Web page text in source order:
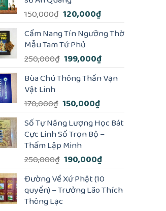
150,000₫ Giá
là:
150,000₫.
120,000₫Giá
tại
120,000₫.
Cẩm Nang Tín Ngưỡng Thờ
Mẫu Tam Tứ Phủ
250,000₫ Giá
là:
199,000₫Giá
tại
Bùa Chú Thông Thần Vạn
Vật Linh
170,000₫ Giá
là:
170,000₫.
150,000₫Giá
tại
là:
Số Tự Năng Lượng Học Bát
Cực Linh Số Trọn Bộ –
Thẩm Lập Minh
250,000₫ Giá
là:
250,000₫.
190,000₫Giá
tại
là:
Đường Về Xứ Phật (10
quyển) – Trưởng Lão Thích
Thông Lạc